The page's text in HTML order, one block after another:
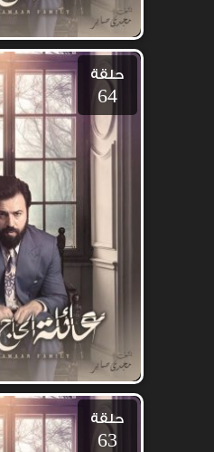
حلقة
64
حلقة
63